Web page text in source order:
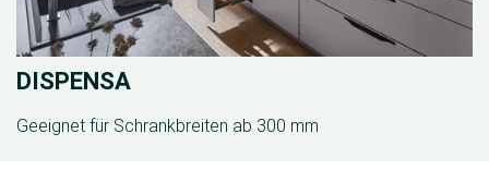
DISPENSA
Geeignet für Schrankbreiten ab 300 mm